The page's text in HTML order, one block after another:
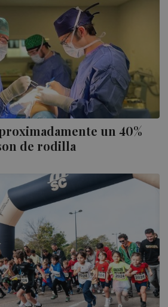
un 40%
de rodilla